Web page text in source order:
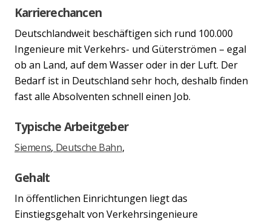
Karrierechancen
Deutschlandweit beschäftigen sich rund 100.000
Ingenieure mit Verkehrs- und Güterströmen – egal
ob an Land, auf dem Wasser oder in der Luft. Der
Bedarf ist in Deutschland sehr hoch, deshalb finden
fast alle Absolventen schnell einen Job.
Typische Arbeitgeber
Siemens, Deutsche Bahn,
Gehalt
In öffentlichen Einrichtungen liegt das
Einstiegsgehalt von Verkehrsingenieure